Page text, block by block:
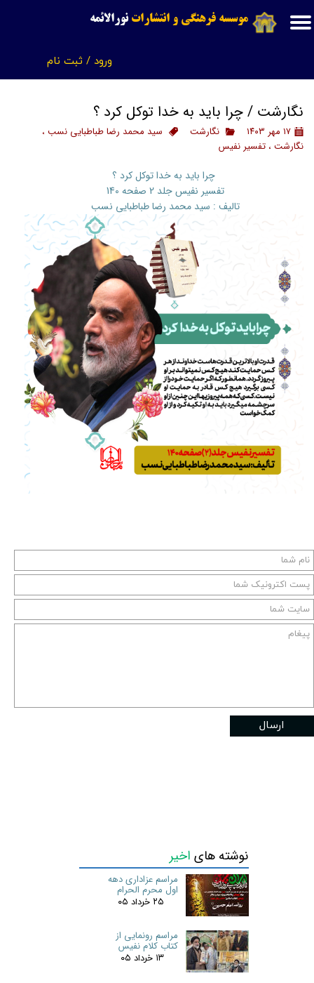
موسسه فرهنگی و انتشاراتنورالائمه
ورود / ثبت نام
حساب کاربری من
خروج از حساب کاربری
نگارشت / چرا باید به خدا توکل کرد ؟
۱۷ مهر ۱۴۰۳ نگارشت سید محمد رضا طباطبایی نسب،
نگارشت، تفسیر نفیس
چرا باید به خدا توکل کرد ؟
تفسیر نفیس جلد 2 صفحه 140
تالیف : سید محمد رضا طباطبایی نسب
ارسال
نوشته های اخیر
مراسم عزاداری دهه
اول محرم الحرام
۲۵ خرداد ۰۵
مراسم رونمایی از
کتاب کلام نفیس
۱۳ خرداد ۰۵